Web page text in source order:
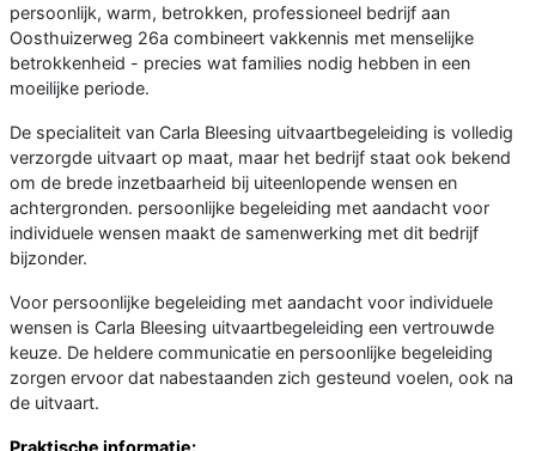
persoonlijk, warm, betrokken, professioneel bedrijf aan
Oosthuizerweg 26a combineert vakkennis met menselijke
betrokkenheid - precies wat families nodig hebben in een
moeilijke periode.
De specialiteit van Carla Bleesing uitvaartbegeleiding is volledig
verzorgde uitvaart op maat, maar het bedrijf staat ook bekend
om de brede inzetbaarheid bij uiteenlopende wensen en
achtergronden. persoonlijke begeleiding met aandacht voor
individuele wensen maakt de samenwerking met dit bedrijf
bijzonder.
Voor persoonlijke begeleiding met aandacht voor individuele
wensen is Carla Bleesing uitvaartbegeleiding een vertrouwde
keuze. De heldere communicatie en persoonlijke begeleiding
zorgen ervoor dat nabestaanden zich gesteund voelen, ook na
de uitvaart.
Praktische informatie: